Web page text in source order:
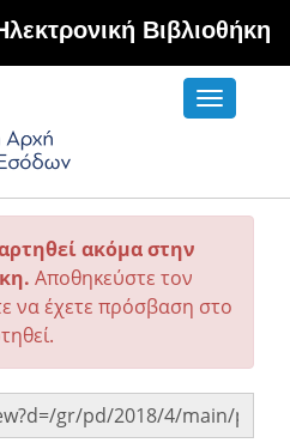
Βιβλιοθήκη
Toggle
ακόμα στην
Αποθηκεύστε τον
να έχετε πρόσβαση στο